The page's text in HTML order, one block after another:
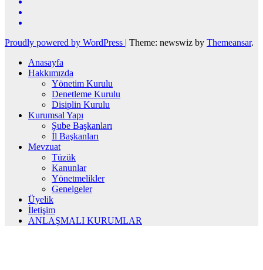
Proudly powered by WordPress | Theme: newswiz by Themeansar.
Anasayfa
Hakkımızda
Yönetim Kurulu
Denetleme Kurulu
Disiplin Kurulu
Kurumsal Yapı
Şube Başkanları
İl Başkanları
Mevzuat
Tüzük
Kanunlar
Yönetmelikler
Genelgeler
Üyelik
İletişim
ANLAŞMALI KURUMLAR